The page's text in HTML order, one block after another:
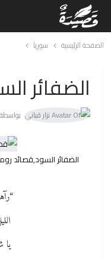
الصفحة الرئيسية سوريا
الضفائر
بواسطة
الضفائر السود,قصائد